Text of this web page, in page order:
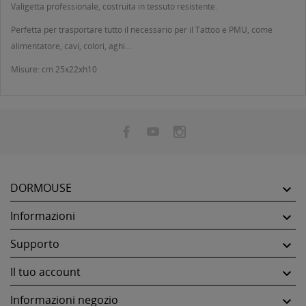
Valigetta professionale, costruita in tessuto resistente.
Perfetta per trasportare tutto il necessario per il Tattoo e PMU, come
alimentatore, cavi, colori, aghi...
Misure: cm 25x22xh10
DORMOUSE 
Informazioni 
Supporto 
Il tuo account 
Informazioni negozio 